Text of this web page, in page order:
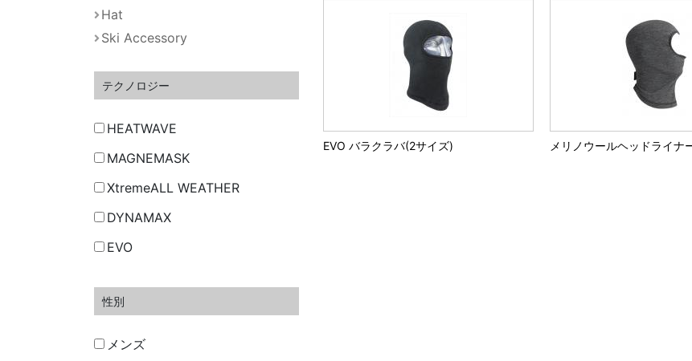
EVO バラクラバ(2サイズ) メリノウールヘッドライナ
Hat
Ski Accessory
テクノロジー
HEATWAVE
MAGNEMASK
XtremeALL WEATHER
DYNAMAX
EVO
性別
メンズ